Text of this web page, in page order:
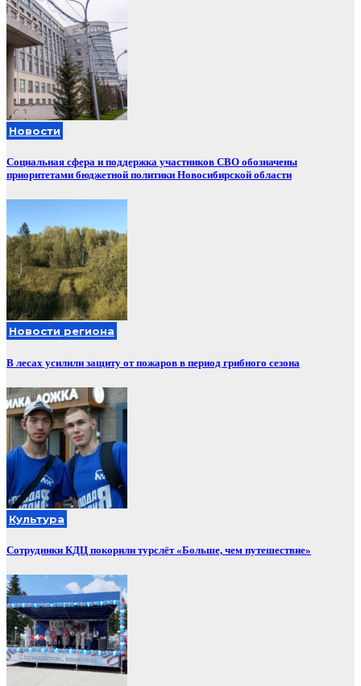
Новости
Социальная сфера и поддержка участников СВО обозначены
приоритетами бюджетной политики Новосибирской области
Новости региона
В лесах усилили защиту от пожаров в период грибного сезона
Культура
Сотрудники КДЦ покорили турслёт «Больше, чем путешествие»